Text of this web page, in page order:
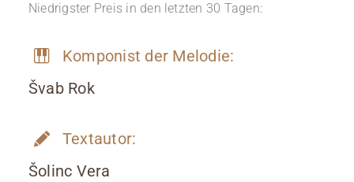
Niedrigster Preis in den letzten 30 Tagen:
Komponist der Melodie:
Švab Rok
Textautor:
Šolinc Vera